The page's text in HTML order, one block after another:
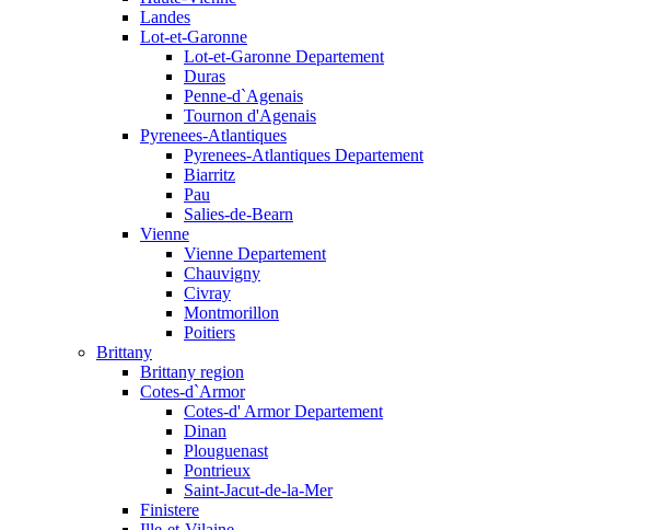
Landes
Lot-et-Garonne
Lot-et-Garonne Departement
Duras
Penne-d`Agenais
Tournon d'Agenais
Pyrenees-Atlantiques
Pyrenees-Atlantiques Departement
Biarritz
Pau
Salies-de-Bearn
Vienne
Vienne Departement
Chauvigny
Civray
Montmorillon
Poitiers
Brittany
Brittany region
Cotes-d`Armor
Cotes-d' Armor Departement
Dinan
Plouguenast
Pontrieux
Saint-Jacut-de-la-Mer
Finistere